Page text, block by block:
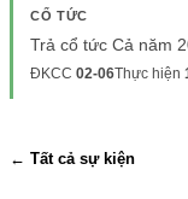
CỔ TỨC
Trả cổ tức Cả năm
ĐKCC 02-06Thực hiện
← Tất cả sự kiện